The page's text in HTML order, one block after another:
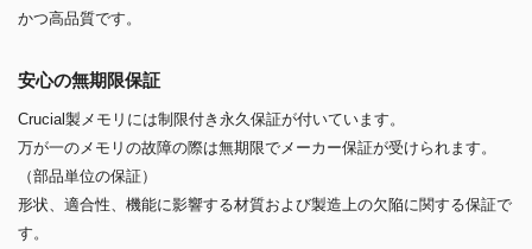
かつ高品質です。
安心の無期限保証
Crucial製メモリには制限付き永久保証が付いています。
万が一のメモリの故障の際は無期限でメーカー保証が受けられます。
（部品単位の保証）
形状、適合性、機能に影響する材質および製造上の欠陥に関する保証で
す。